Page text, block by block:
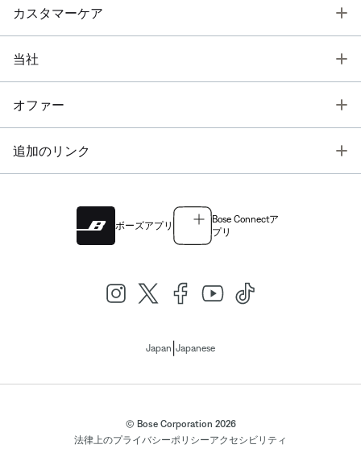
カスタマーケア
当社
オファー
追加のリンク
ボーズアプリ
Bose Connectア
プリ
Japan Japanese
© Bose Corporation 2026
法律上のプライバシーポリシーアクセシビリティ